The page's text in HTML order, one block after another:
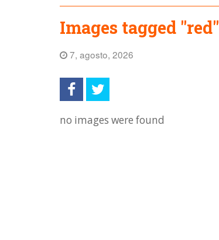
Images tagged "red"
7, agosto, 2026
no images were found